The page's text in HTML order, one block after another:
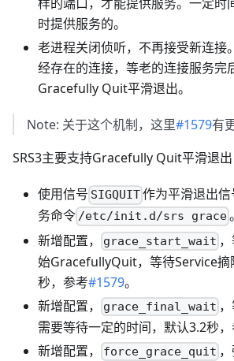
时提供服务的。
老进程关闭侦听，不再接受新连接
经存在的连接，等老的连接服务完
Gracefully Quit平滑退出。
Note: 关于这个机制，这里#1579有
SRS3主要支持Gracefully Quit平滑退出
使用信号 SIGQUIT作为平滑退出
务命令 /etc/init.d/srs grace。
新增配置，
grace_start_wait
始GracefullyQuit，等待Service摘
秒，参考#1579。
新增配置，
grace_final_wait
需要等待一定的时间，默认3.2秒
新增配置，
force_grace_quit